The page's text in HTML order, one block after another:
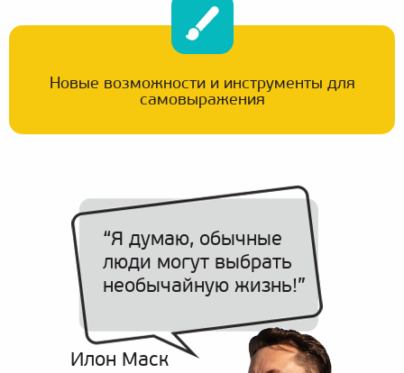
Новые возможности и инструменты для
самовыражения
“Я думаю, обычные
люди могут выбрать
необычайную жизнь!”
Илон Маск